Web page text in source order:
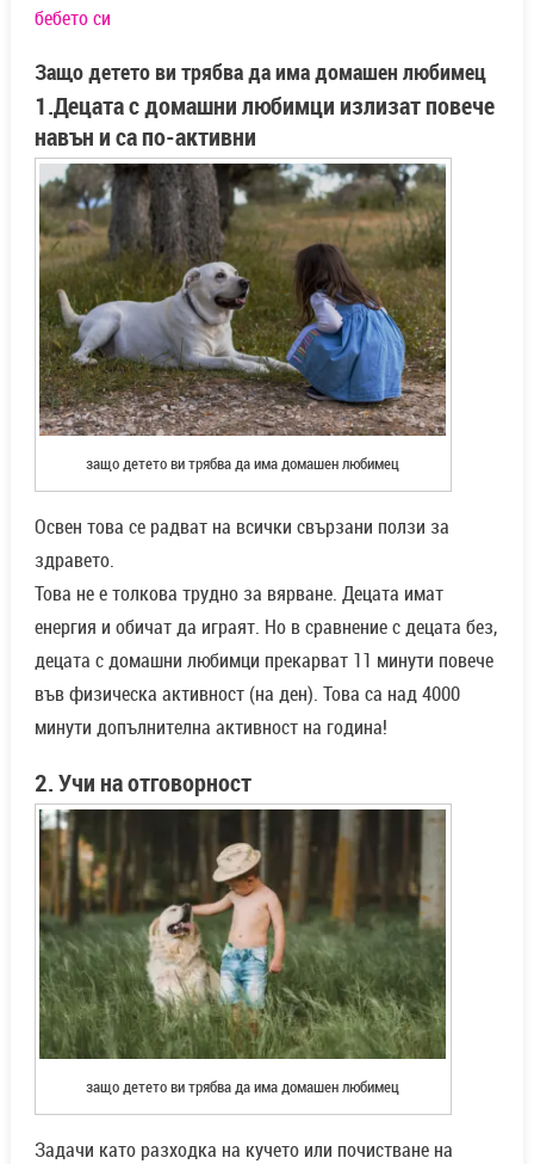
бебето си
Защо детето ви трябва да има домашен любимец
1.Децата с домашни любимци излизат повече
навън и са по-активни
защо детето ви трябва да има домашен любимец
Освен това се радват на всички свързани ползи за
здравето.
Това не е толкова трудно за вярване. Децата имат
енергия и обичат да играят. Но в сравнение с децата без,
децата с домашни любимци прекарват 11 минути повече
във физическа активност (на ден). Това са над 4000
минути допълнителна активност на година!
2. Учи на отговорност
защо детето ви трябва да има домашен любимец
Задачи като разходка на кучето или почистване на